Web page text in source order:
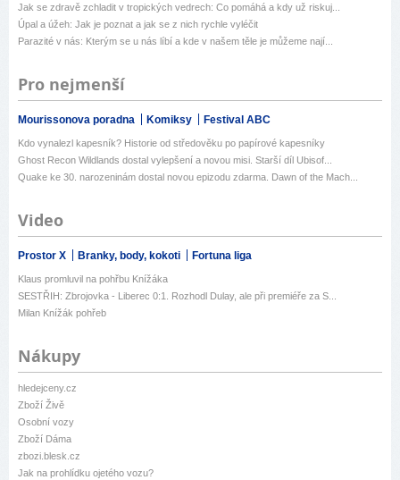
Jak se zdravě zchladit v tropických vedrech: Co pomáhá a kdy už riskuj...
Úpal a úžeh: Jak je poznat a jak se z nich rychle vyléčit
Parazité v nás: Kterým se u nás líbí a kde v našem těle je můžeme nají...
Pro nejmenší
Mourissonova poradna Komiksy Festival ABC
Kdo vynalezl kapesník? Historie od středověku po papírové kapesníky
Ghost Recon Wildlands dostal vylepšení a novou misi. Starší díl Ubisof...
Quake ke 30. narozeninám dostal novou epizodu zdarma. Dawn of the Mach...
Video
Prostor X Branky, body, kokoti Fortuna liga
Klaus promluvil na pohřbu Knížáka
SESTŘIH: Zbrojovka - Liberec 0:1. Rozhodl Dulay, ale při premiéře za S...
Milan Knížák pohřeb
Nákupy
hledejceny.cz
Zboží Živě
Osobní vozy
Zboží Dáma
zbozi.blesk.cz
Jak na prohlídku ojetého vozu?